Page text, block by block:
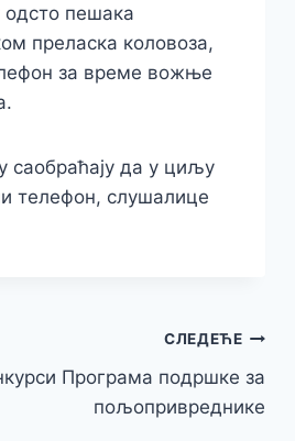
одсто пешака
преласка коловоза,
за време вожње
саобраћају да у циљу
телефон, слушалице
СЛЕДЕЋЕ
Програма подршке за
пољопривреднике